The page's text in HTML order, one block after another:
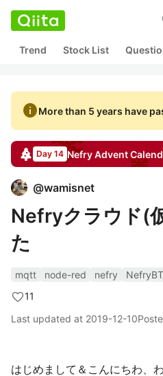
Trend Stock List
infoMore than 5 years have
Day 14 NefryAdvent
@wamisnet
Nefryクラウド(
た
mqtt node-red nefry
NefryBT
11
Last updated at 2019-12-10
はじめまして＆こんにちわ、わ